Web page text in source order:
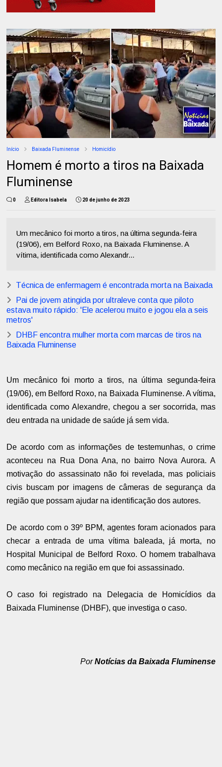
Início Baixada Fluminense Homicídio
Homem é morto a tiros na Baixada
Fluminense
0 Editora Isabela 20 de junho de 2023
Um mecânico foi morto a tiros, na última segunda-feira
(19/06), em Belford Roxo, na Baixada Fluminense. A
vítima, identificada como Alexandr...
Técnica de enfermagem é encontrada morta na Baixada
Pai de jovem atingida por ultraleve conta que piloto
estava muito rápido: 'Ele acelerou muito e jogou ela a seis
metros'
DHBF encontra mulher morta com marcas de tiros na
Baixada Fluminense
Um mecânico foi morto a tiros, na última segunda-feira
(19/06), em Belford Roxo, na Baixada Fluminense. A vítima,
identificada como Alexandre, chegou a ser socorrida, mas
deu entrada na unidade de saúde já sem vida.
De acordo com as informações de testemunhas, o crime
aconteceu na Rua Dona Ana, no bairro Nova Aurora. A
motivação do assassinato não foi revelada, mas policiais
civis buscam por imagens de câmeras de segurança da
região que possam ajudar na identificação dos autores.
De acordo com o 39º BPM, agentes foram acionados para
checar a entrada de uma vítima baleada, já morta, no
Hospital Municipal de Belford Roxo. O homem trabalhava
como mecânico na região em que foi assassinado.
O caso foi registrado na Delegacia de Homicídios da
Baixada Fluminense (DHBF), que investiga o caso.
PorNotícias da Baixada Fluminense